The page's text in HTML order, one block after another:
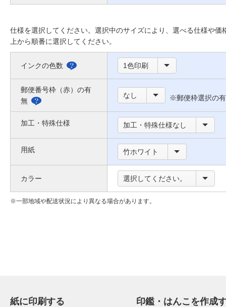
仕様を選択してください。選択中のサイズにより、選べる仕様や価
上から順番に選択してください。
インクの色数
べ
い
1色印刷
郵便番号枠（赤）の有
無
便
番
枠
つ
なし ※郵便枠選択の
加工・特殊仕様 加工・特殊仕様なし
用紙 竹ホワイト
カラー 選択してください。
一部地域や配送状況により異なる場合があります。
紙に印刷する 印鑑・はんこを作成